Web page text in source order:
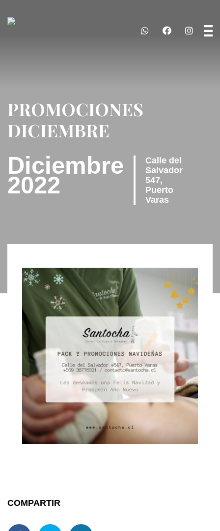
PROMOCIONES
DICIEMBRE
Diciembre
2022
Calle del
Salvador
547,
Puerto
Varas
COMPARTIR